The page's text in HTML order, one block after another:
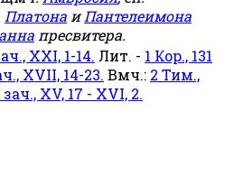
Платона иПантелеимона
пресвитера.
XXI, 1-14. Лит. - 1 Кор., 131
XVII, 14-23. Вмч.: 2 Тим.,
XV, 17 - XVI, 2.